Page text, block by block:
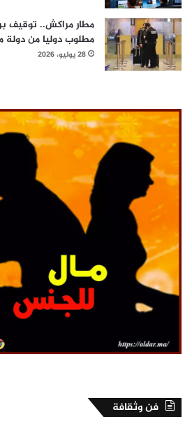
مطار مراكش.. توقيف
مطلوب دوليا من دولة
28 يوليو، 2026
فن وثقافة